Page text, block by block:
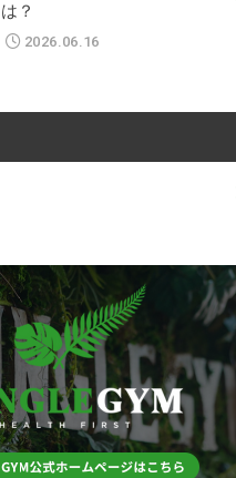
は？
2026.06.16